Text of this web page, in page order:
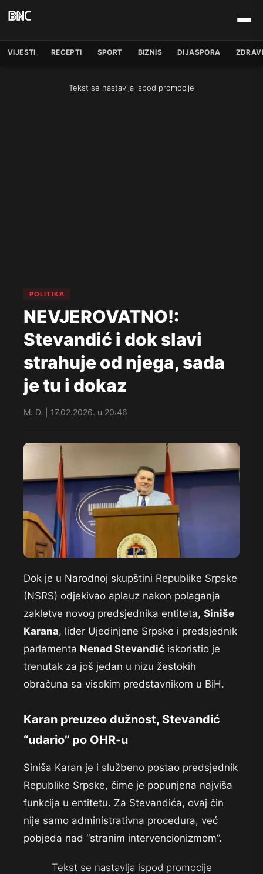
VIJESTI RECEPTI SPORT BIZNIS DIJASPORA
Tekst se nastavlja ispod promocije
POLITIKA
NEVJEROVATNO!:
Stevandić i dok slavi
strahuje od njega, sada
je tu i dokaz
M. D. | 17.02.2026. u 20:46
Dok je u Narodnoj skupštini Republike Srpske
(NSRS) odjekivao aplauz nakon polaganja
zakletve novog predsjednika entiteta, Siniše
Karana, lider Ujedinjene Srpske i predsjednik
parlamenta Nenad Stevandić iskoristio je
trenutak za još jedan u nizu žestokih
obračuna sa visokim predstavnikom u BiH.
Karan preuzeo dužnost, Stevandić
“udario” po OHR-u
Siniša Karan je i službeno postao predsjednik
Republike Srpske, čime je popunjena najviša
funkcija u entitetu. Za Stevandića, ovaj čin
nije samo administrativna procedura, već
pobjeda nad “stranim intervencionizmom”.
Tekst se nastavlja ispod promocije